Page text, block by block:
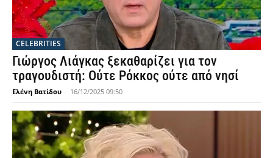
CELEBRITIES
Γιώργος Λιάγκας ξεκαθαρίζει για τον
τραγουδιστή: Ούτε Ρόκκος ούτε από νησί
Ελένη Βατίδου - 16/12/2025 09:50